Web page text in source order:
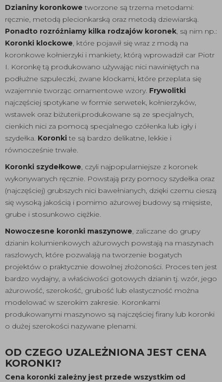
Dzianiny koronkowe tworzone są trzema metodami:
ręcznie, metodą plecionkarską oraz metodą dziewiarską.
Ponadto rozróżniamy kilka rodzajów koronek , są nim np.:
Koronki klockowe , które pojawił się wraz z modą na
koronkowe kołnierzyki i mankiety, którą wprowadził car Piotr
I. Koronkę tą produkowano używając nici nawiniętych na
podłużne szpuleczki, zwane klockami, które przeplata się
wzajemnie tworząc ornamentowe wzory. Frywolitki
najczęściej spotykane w formie serwetek, kołnierzyków,
wstawek oraz biżuterii,produkowane są ze specjalnych,
cienkich nici za pomocą specjalnego czółenka lub igły i
szydełka. Koronki te są bardzo delikatne, lekkie i
równocześnie trwałe.
Koronki szydełkowe , czyli najpopularniejsze z koronek
wykonywanych ręcznie. Powstają przy pomocy szydełka oraz
(najczęściej) grubszych nici bawełnianych, dzięki czemu cieszą
się wysoką jakością i pomimo ażurowej budowy są mięsiste,
grube i stosunkowo ciężkie.
Nowoczesne koronki maszynowe , zaliczane do grupy
dzianin kolumienkowych ażurowych powstają na maszynach
raszlowych, które pozwalają na tworzenie bogatych
projektów o praktycznie dowolnej złożoności. Proces ten jest
bardzo wydajny, a właściwości gotowych dzianin tj. wzór, jego
ażurowość, szerokość, grubość lub elastyczność można
modelować w szerokim zakresie. Koronkami
produkowanymi maszynowo są najczęściej firany lub koronki
o dużej szerokości nazywane plenami.
OD CZEGO UZALEŻNIONA JEST CENA
KORONKI?
Cena koronki zależny jest przede wszystkim od